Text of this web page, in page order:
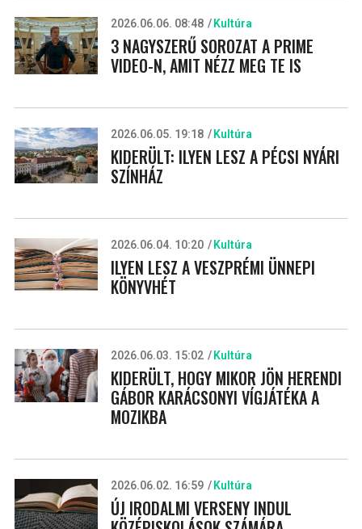
2026.06.06. 08:48 Kultúra
3 NAGYSZERŰ SOROZAT A PRIME
VIDEO-N, AMIT NÉZZ MEG TE IS
2026.06.05. 19:18 Kultúra
KIDERÜLT: ILYEN LESZ A PÉCSI NYÁRI
SZÍNHÁZ
2026.06.04. 10:20 Kultúra
ILYEN LESZ A VESZPRÉMI ÜNNEPI
KÖNYVHÉT
2026.06.03. 15:02 Kultúra
KIDERÜLT, HOGY MIKOR JÖN HERENDI
GÁBOR KARÁCSONYI VÍGJÁTÉKA A
MOZIKBA
2026.06.02. 16:59 Kultúra
ÚJ IRODALMI VERSENY INDUL